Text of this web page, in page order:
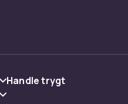
får hjelp i motvind,
Handle trygt